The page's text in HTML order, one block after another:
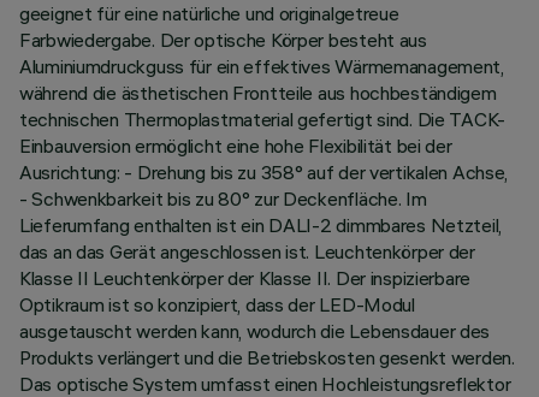
geeignet für eine natürliche und originalgetreue
Farbwiedergabe. Der optische Körper besteht aus
Aluminiumdruckguss für ein effektives Wärmemanagement,
während die ästhetischen Frontteile aus hochbeständigem
technischen Thermoplastmaterial gefertigt sind. Die TACK-
Einbauversion ermöglicht eine hohe Flexibilität bei der
Ausrichtung: - Drehung bis zu 358° auf der vertikalen Achse,
- Schwenkbarkeit bis zu 80° zur Deckenfläche. Im
Lieferumfang enthalten ist ein DALI-2 dimmbares Netzteil,
das an das Gerät angeschlossen ist. Leuchtenkörper der
Klasse II Leuchtenkörper der Klasse II. Der inspizierbare
Optikraum ist so konzipiert, dass der LED-Modul
ausgetauscht werden kann, wodurch die Lebensdauer des
Produkts verlängert und die Betriebskosten gesenkt werden.
Das optische System umfasst einen Hochleistungsreflektor